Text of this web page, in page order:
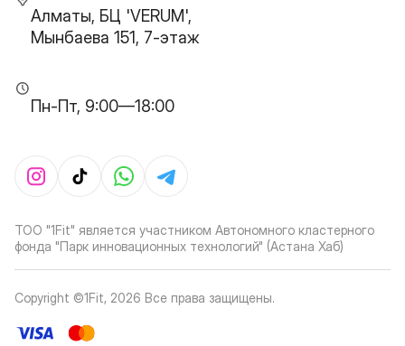
Алматы, БЦ 'VERUM',
Мынбаева 151, 7-этаж
Пн-Пт, 9:00—18:00
ТОО "1Fit" является участником Автономного кластерного
фонда "Парк инновационных технологий" (Астана Хаб)
Copyright ©1Fit, 2026 Все права защищены.